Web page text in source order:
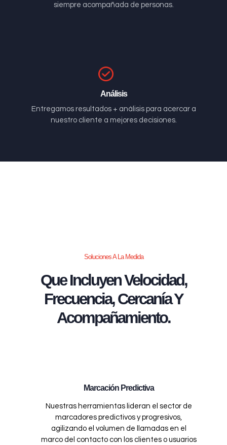
siempre acompañada de personas.
Análisis
Entregamos resultados + análisis para acercar a
nuestro cliente a mejores decisiones.
Soluciones A La Medida
Que Incluyen Velocidad,
Frecuencia, Cercanía Y
Acompañamiento.
Marcación Predictiva
Nuestras herramientas lideran el sector de
marcadores predictivos y progresivos,
agilizando el volumen de llamadas en el
marco del contacto con los clientes o usuarios